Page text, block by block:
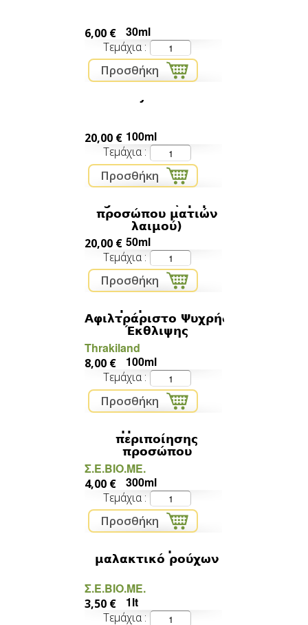
6,00 € 30ml
Τεμάχια
20,00 € 100ml
Τεμάχια
προσώπου ματιών
λαιμού)
20,00 € 50ml
Τεμάχια
Αφιλτράριστο Ψυχρής
Έκθλιψης
Thrakiland
8,00 € 100ml
Τεμάχια
περιποίησης
προσώπου
Σ.Ε.ΒΙΟ.ΜΕ.
4,00 € 300ml
Τεμάχια
μαλακτικό ρούχων
Σ.Ε.ΒΙΟ.ΜΕ.
3,50 € 1lt
Τεμάχια